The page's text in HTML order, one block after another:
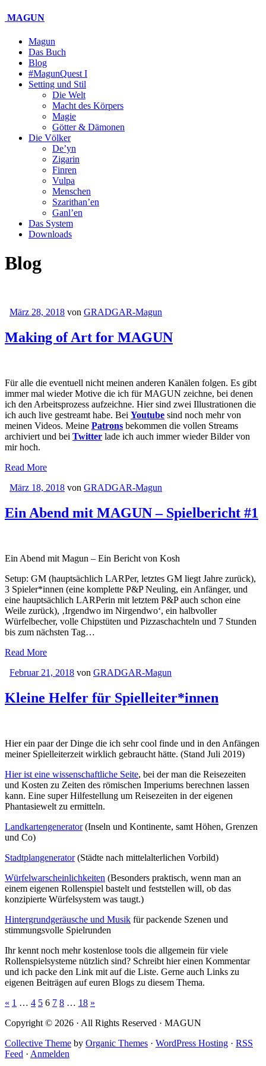
MAGUN
Magun
Das Buch
Blog
#MagunQuest I
Setting und Stil
Die Welt
Macht des Körpers
Magie
Götter & Dämonen
Die Völker
De’yn
Zigarin
Finren
Vulpa
Menschen
Szarithan’en
Ganl’en
Das System
Downloads
Blog
März 28, 2018 von GRADGAR-Magun
Making of Art for MAGUN
Für alle die eventuell nicht meinen anderen Kanälen folgen. Es gibt
immer mal wieder Motive die ich für MAGUN zeichne, bei denen
ich den Arbeitsprozess aufzeichne. Hier sind zwei Illustrationen die
ich auch live gestreamt habe. Bei Youtube sind noch mehr von
meinen Videos. Meine Patrons bekommen die vollen Streams
archiviert und bei Twitter lade ich auch immer wieder Bilder von
mir hoch.
Read More
März 18, 2018 von GRADGAR-Magun
Ein Abend mit MAGUN – Spielbericht #1
Ein Abend mit Magun – Ein Bericht von Kosh
Setup: GM (hauptsächlich LARPer, letztes GM liegt Jahre zurück),
3 Spieler*innen (eine komplette P&P Neuling, ein Anfänger, und
eine hauptsächlich LARPerin mit letztem P&P auch schon eine
Weile zurück), ‚Irgendwo im Nirgendwo‘, ein halbvoller
Würfelbecher, volle Chipstüten und Pizzaschachteln und 7 Stunden
bis zum nächsten Tag…
Read More
Februar 21, 2018 von GRADGAR-Magun
Kleine Helfer für Spielleiter*innen
Hier ein paar der Dinge die ich sehr cool finde und in den Anfängen
meiner Spielleiterzeit wirklich gebraucht hätte. (Stand Juli 2019)
Hier ist eine wissenschaftliche Seite, bei der man die Reisezeiten
und Kosten zu Zeiten des römischen Imperiums berechnen lassen
kann. Eine super Hilfestellung um Reisezeiten in der eigenen
Phantasiewelt zu ermitteln.
Landkartengenerator(Inseln und Kontinente, samt Höhen, Grenzen
und Co)
Stadtplangenerator(Städte nach mittelalterlichen Vorbild)
Würfelwarscheinlichkeiten (Besonders praktisch, wenn man an
einem eigenen Rollenspiel bastelt und feststellen will, ob das
konzipierte Würfelsystem was taugt.)
Hintergrundgeräusche und Musik für packende Szenen und
stimmungsvolle Spielrunden
Ihr kennt noch mehr kostenlose tools die allgemein für viele
Rollenspielsysteme nützlich sind? Schreibt hier einen Kommentar
und ich packe den Link mit auf die Liste. Gerne auch Links zu
eigenen Beiträgen auf euren Blogs zu diesem Thema.
« 1 … 4 5 6 7 8 … 18 »
Copyright © 2026 · All Rights Reserved · MAGUN
Collective Theme by Organic Themes · WordPress Hosting · RSS
Feed · Anmelden